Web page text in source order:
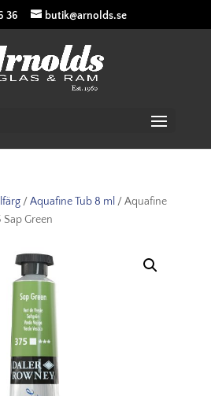
36 butik@arnolds.se
/Aquafine Tub 8 ml / Aquafine
Green